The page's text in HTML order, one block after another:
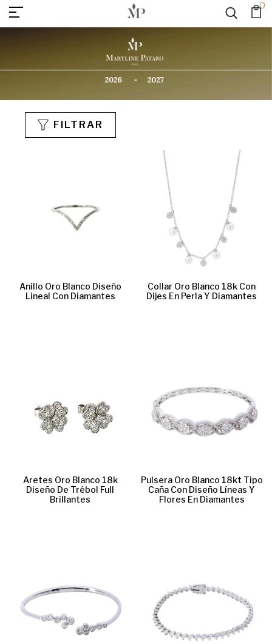
0
FILTRAR
Anillo Oro Blanco Diseño
Lineal Con Diamantes
Collar Oro Blanco 18k Con
Dijes En Perla Y Diamantes
Aretes Oro Blanco 18k
Diseño De Trébol Full
Brillantes
Pulsera Oro Blanco 18kt Tipo
Caña Con Diseño Líneas Y
Flores En Diamantes